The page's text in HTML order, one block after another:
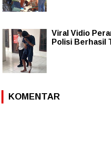
Viral Vidio
Polisi Berhasil
KOMENTAR